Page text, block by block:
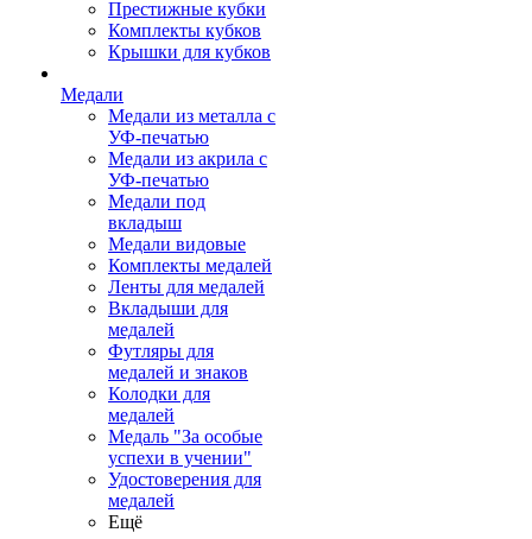
Престижные кубки
Комплекты кубков
Крышки для кубков
Медали
Медали из металла с
УФ-печатью
Медали из акрила с
УФ-печатью
Медали под
вкладыш
Медали видовые
Комплекты медалей
Ленты для медалей
Вкладыши для
медалей
Футляры для
медалей и знаков
Колодки для
медалей
Медаль "За особые
успехи в учении"
Удостоверения для
медалей
Ещё